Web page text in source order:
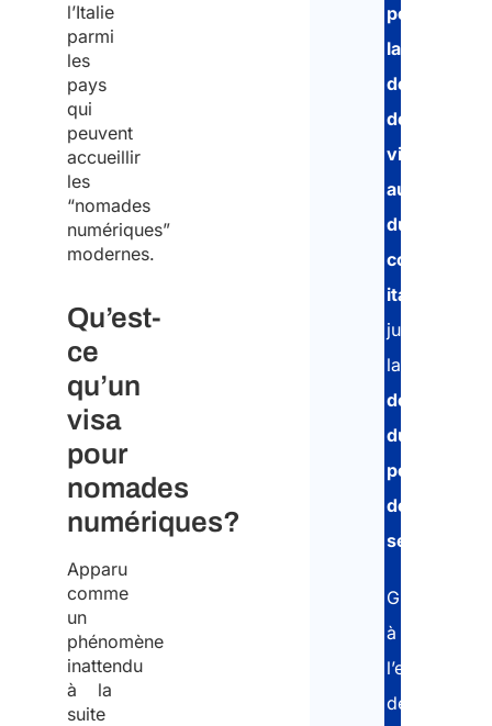
l’Italie
parmi
les
pays
qui
peuvent
accueillir
les
“nomades
numériques”
modernes.
Qu’est-
ce
qu’un
visa
pour
nomades
numériques?
Apparu
comme
un
phénomène
inattendu
à la
suite
pour
la
demande
de
visa
auprès
du
consulat
italien
jusqu’à
la
délivrance
du
permis
de
séjour
Grâce
à
l’expertise
de